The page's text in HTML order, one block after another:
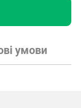
умови